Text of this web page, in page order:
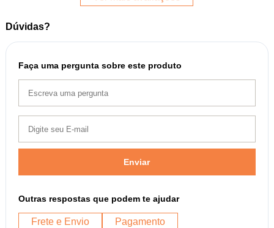
Dúvidas?
Faça uma pergunta sobre este produto
Enviar
Outras respostas que podem te ajudar
Frete e Envio
Pagamento